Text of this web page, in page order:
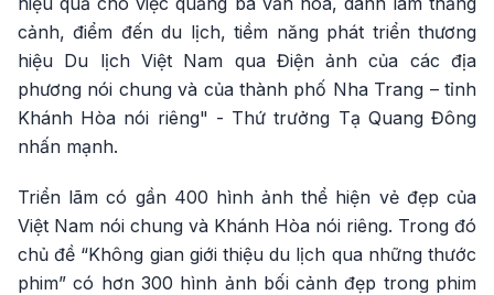
cảnh, điểm đến du lịch, tiềm năng phát triển thương
hiệu Du lịch Việt Nam qua Điện ảnh của các địa
phương nói chung và của thành phố Nha Trang – tỉnh
Khánh Hòa nói riêng" - Thứ trưởng Tạ Quang Đông
nhấn mạnh.
Triển lãm có gần 400 hình ảnh thể hiện vẻ đẹp của
Việt Nam nói chung và Khánh Hòa nói riêng. Trong đó
chủ đề “Không gian giới thiệu du lịch qua những thước
phim” có hơn 300 hình ảnh bối cảnh đẹp trong phim